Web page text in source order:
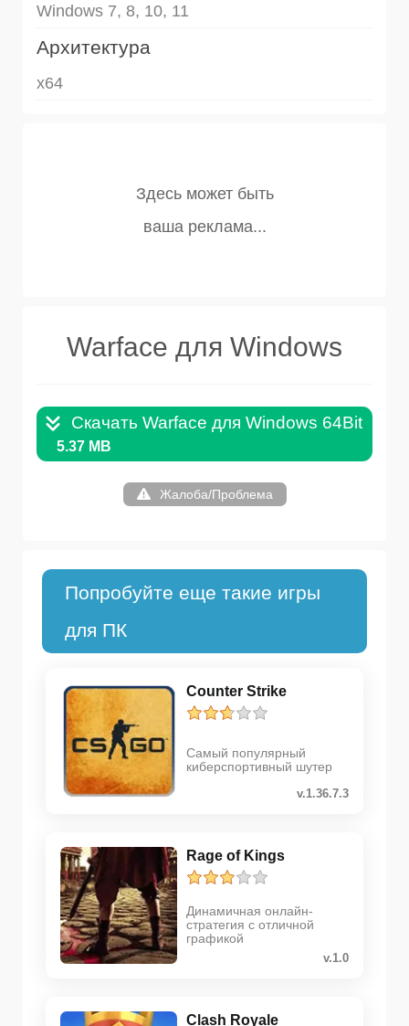
Windows 7, 8, 10, 11
Архитектура
x64
Warface для Windows
Скачать Warface для Windows 64Bit .EXE
5.37 MB
Жалоба/Проблема
Попробуйте еще такие игры
для ПК
Counter Strike
Самый популярный
киберспортивный шутер
v.1.36.7.3
Rage of Kings
Динамичная онлайн-
стратегия с отличной
графикой
v.1.0
Clash Royale